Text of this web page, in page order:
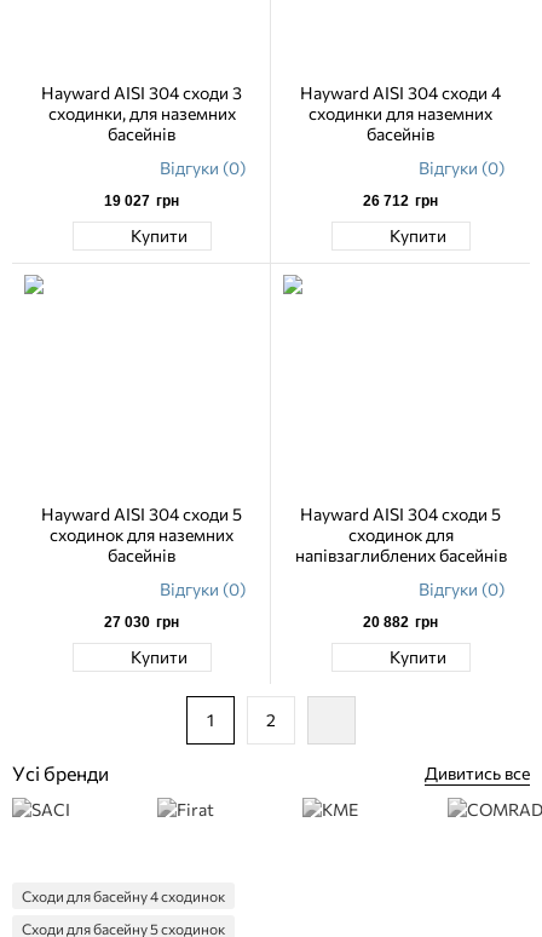
Hayward AISI 304 сходи 3
cходинки, для наземних
басейнів
Відгуки (0)
19 027 грн
Купити
Hayward AISI 304 сходи 4
сходинки для наземних
басейнів
Відгуки (0)
26 712 грн
Купити
Hayward AISI 304 сходи 5
сходинок для наземних
басейнів
Відгуки (0)
27 030 грн
Купити
Hayward AISI 304 сходи 5
сходинок для
напівзаглиблених басейнів
Відгуки (0)
20 882 грн
Купити
1 2
Усі бренди Дивитись все
Сходи для басейну 4 сходинок
Сходи для басейну 5 сходинок